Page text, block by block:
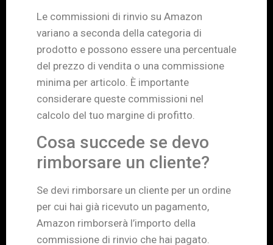
Le commissioni di rinvio su Amazon
variano a seconda della categoria di
prodotto e possono essere una percentuale
del prezzo di vendita o una commissione
minima per articolo. È importante
considerare queste commissioni nel
calcolo del tuo margine di profitto.
Cosa succede se devo
rimborsare un cliente?
Se devi rimborsare un cliente per un ordine
per cui hai già ricevuto un pagamento,
Amazon rimborserà l’importo della
commissione di rinvio che hai pagato.